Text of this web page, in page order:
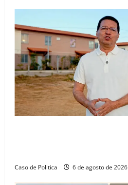
Caso de Politica 6 de agosto de 2026